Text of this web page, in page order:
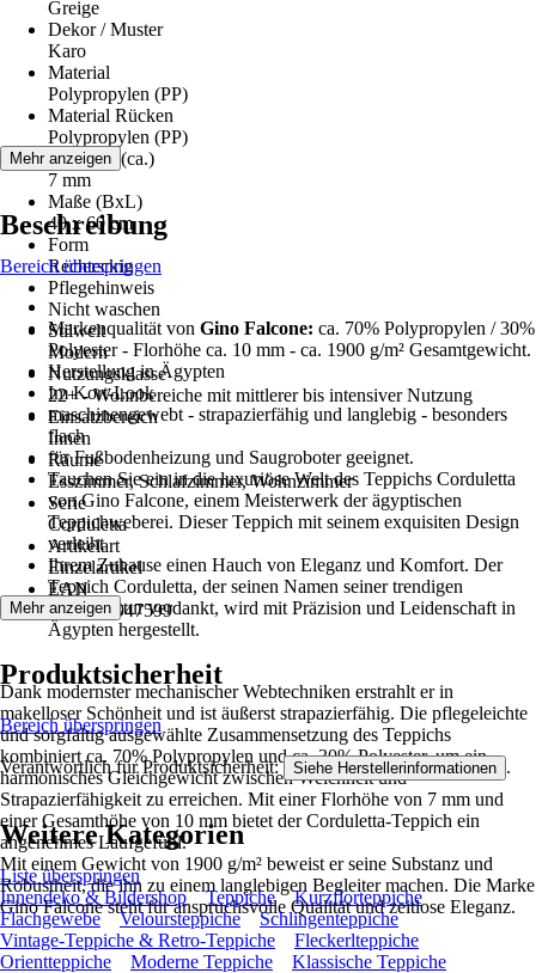
Greige
Dekor / Muster
Karo
Material
Polypropylen (PP)
Material Rücken
Polypropylen (PP)
Florhöhe (ca.)
7 mm
Maße (BxL)
40 x 60 cm
Form
Rechteckig
Pflegehinweis
Nicht waschen
Stilwelt
Modern
Nutzungsklasse
22+ - Wohnbereiche mit mittlerer bis intensiver Nutzung
Einsatzbereich
Innen
Räume
Esszimmer, Schlafzimmer, Wohnzimmer
Serie
Corduletta
Artikelart
Einzelartikel
EAN
4251924947599
Mehr anzeigen
Beschreibung
Bereich überspringen
Markenqualität von Gino Falcone: ca. 70% Polypropylen / 30%
Polyester - Florhöhe ca. 10 mm - ca. 1900 g/m² Gesamtgewicht.
Herstellung in Ägypten
Im Kort-Look
maschinengewebt - strapazierfähig und langlebig - besonders
flach
für Fußbodenheizung und Saugroboter geeignet.
Tauchen Sie ein in die luxuriöse Welt des Teppichs Corduletta
von Gino Falcone, einem Meisterwerk der ägyptischen
Teppichweberei. Dieser Teppich mit seinem exquisiten Design
verleiht
Ihrem Zuhause einen Hauch von Eleganz und Komfort. Der
Teppich Corduletta, der seinen Namen seiner trendigen
Cordstruktur verdankt, wird mit Präzision und Leidenschaft in
Ägypten hergestellt.
Dank modernster mechanischer Webtechniken erstrahlt er in
makelloser Schönheit und ist äußerst strapazierfähig. Die pflegeleichte
und sorgfältig ausgewählte Zusammensetzung des Teppichs
kombiniert ca. 70% Polypropylen und ca. 30% Polyester, um ein
harmonisches Gleichgewicht zwischen Weichheit und
Strapazierfähigkeit zu erreichen. Mit einer Florhöhe von 7 mm und
einer Gesamthöhe von 10 mm bietet der Corduletta-Teppich ein
angenehmes Laufgefühl.
Mit einem Gewicht von 1900 g/m² beweist er seine Substanz und
Robustheit, die ihn zu einem langlebigen Begleiter machen. Die Marke
Gino Falcone steht für anspruchsvolle Qualität und zeitlose Eleganz.
Mehr anzeigen
Produktsicherheit
Bereich überspringen
Verantwortlich für Produktsicherheit: Siehe Herstellerinformationen .
Weitere Kategorien
Liste überspringen
Innendeko & Bildershop
Teppiche
Kurzflorteppiche
Flachgewebe
Veloursteppiche
Schlingenteppiche
Vintage-Teppiche & Retro-Teppiche
Fleckerlteppiche
Orientteppiche
Moderne Teppiche Klassische Teppiche